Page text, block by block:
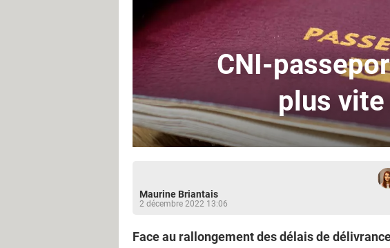
CNI-
plus
Maurine Briantais
2 décembre 2022 13:06
Face au rallongement des délais de